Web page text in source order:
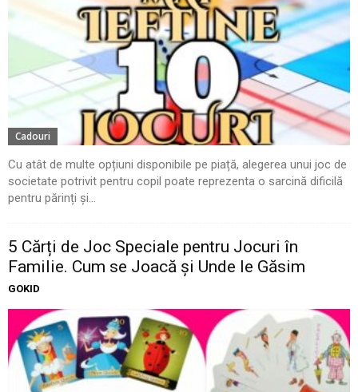
Cadouri
Cu atât de multe opțiuni disponibile pe piață, alegerea unui joc de
societate potrivit pentru copil poate reprezenta o sarcină dificilă
pentru părinți și...
5 Cărți de Joc Speciale pentru Jocuri în
Familie. Cum se Joacă și Unde le Găsim
GOKID